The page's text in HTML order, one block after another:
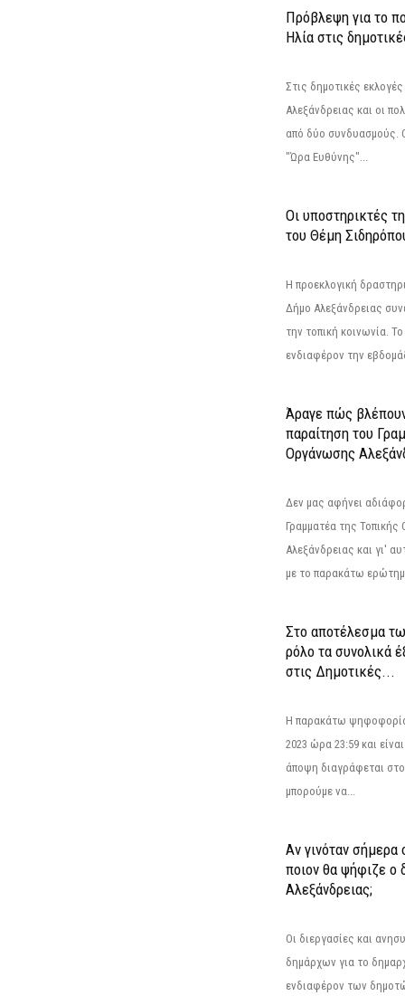
Πρόβλεψη για το
Ηλία στις
Στις δημοτικές
Αλεξάνδρειας και οι
από δύο συνδυασμούς.
"Ώρα Ευθύνης"...
Οι υποστηρικτές
του Θέμη
Η προεκλογική
Δήμο Αλεξάνδρειας
την τοπική κοινωνία.
ενδιαφέρον την
Άραγε πώς
παραίτηση του
Οργάνωσης
Δεν μας αφήνει
Γραμματέα της
Αλεξάνδρειας και γι'
με το παρακάτω
Στο αποτέλεσμα
ρόλο τα συνολικά
στις Δημοτικές...
Η παρακάτω ψηφοφορία
2023 ώρα 23:59 και
άποψη διαγράφεται
μπορούμε να...
Αν γινόταν σήμερα
ποιον θα ψήφιζε ο
Αλεξάνδρειας;
Οι διεργασίες και
δημάρχων για το
ενδιαφέρον των